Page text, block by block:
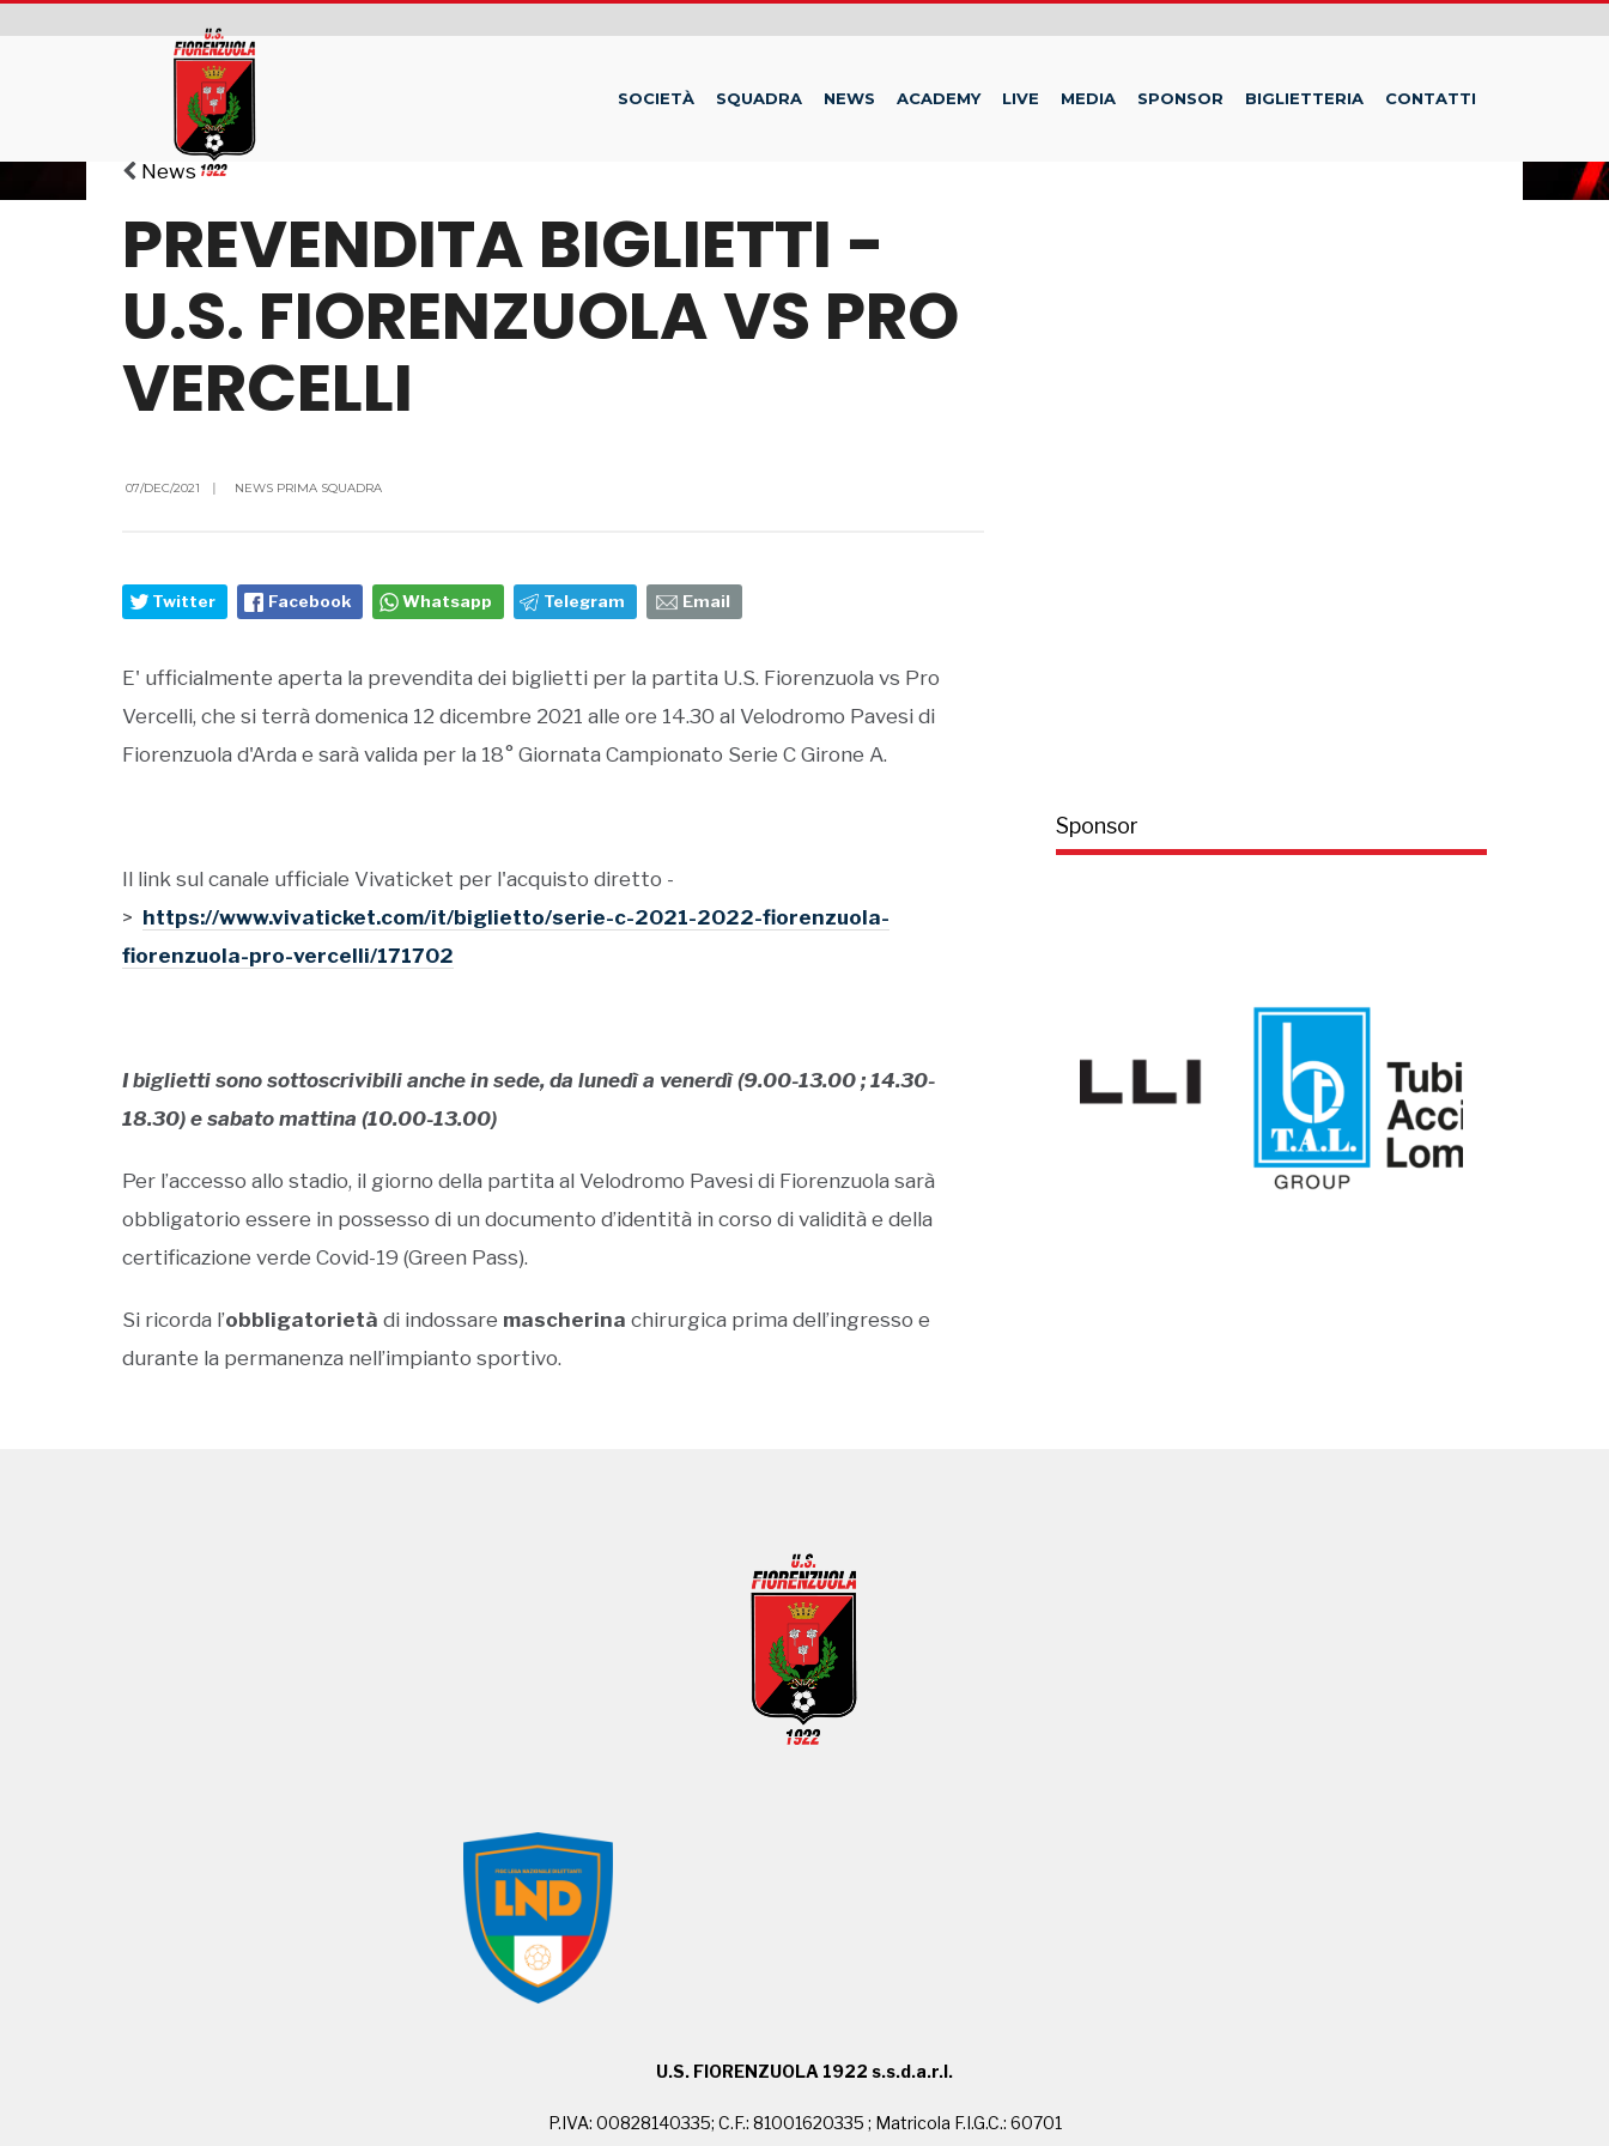
SOCIETÀ SQUADRA NEWS ACADEMY LIVE MEDIA SPONSOR BIGLIETTERIA CONTATTI
News
PREVENDITA BIGLIETTI -
U.S. FIORENZUOLA VS PRO
VERCELLI
07/DEC/2021 | NEWS PRIMA SQUADRA
Twitter Facebook Whatsapp Telegram Email
E' ufficialmente aperta la prevendita dei biglietti per la partita U.S. Fiorenzuola vs Pro
Vercelli, che si terrà domenica 12 dicembre 2021 alle ore 14.30 al Velodromo Pavesi di
Fiorenzuola d'Arda e sarà valida per la 18° Giornata Campionato Serie C Girone A.
Il link sul canale ufficiale Vivaticket per l'acquisto diretto -
> https://www.vivaticket.com/it/biglietto/serie-c-2021-2022-fiorenzuola-
fiorenzuola-pro-vercelli/171702
I biglietti sono sottoscrivibili anche in sede, da lunedì a venerdì (9.00-13.00 ; 14.30-
18.30) e sabato mattina (10.00-13.00)
Per l’accesso allo stadio, il giorno della partita al Velodromo Pavesi di Fiorenzuola sarà
obbligatorio essere in possesso di un documento d’identità in corso di validità e della
certificazione verde Covid-19 (Green Pass).
Si ricorda l’obbligatorietà di indossare mascherina chirurgica prima dell’ingresso e
durante la permanenza nell’impianto sportivo.
Sponsor
U.S. FIORENZUOLA 1922 s.s.d.a.r.l.
P.IVA: 00828140335; C.F.: 81001620335 ; Matricola F.I.G.C.: 60701